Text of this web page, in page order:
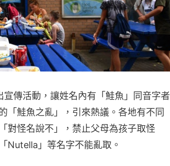
傳活動，讓姓名內有「鮭魚」同音字者
「鮭魚之亂」，引來熱議。各地有不同
對怪名說不」，禁止父母為孩子取怪
Nutella」等名字不能亂取。